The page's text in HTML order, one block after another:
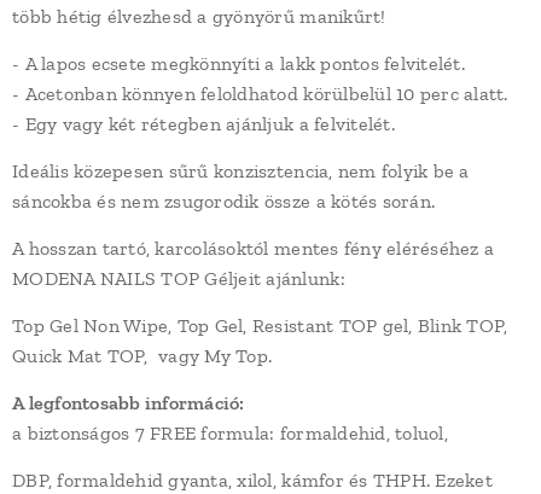
több hétig élvezhesd a gyönyörű manikűrt!
- A lapos ecsete megkönnyíti a lakk pontos felvitelét.
- Acetonban könnyen feloldhatod körülbelül 10 perc alatt.
- Egy vagy két rétegben ajánljuk a felvitelét.
Ideális közepesen sűrű konzisztencia, nem folyik be a
sáncokba és nem zsugorodik össze a kötés során.
A hosszan tartó, karcolásoktól mentes fény eléréséhez a
MODENA NAILS TOP Géljeit ajánlunk:
Top Gel Non Wipe, Top Gel, Resistant TOP gel, Blink TOP,
Quick Mat TOP, vagy My Top.
A legfontosabb információ:
a biztonságos 7 FREE formula: formaldehid, toluol,
DBP, formaldehid gyanta, xilol, kámfor és THPH. Ezeket